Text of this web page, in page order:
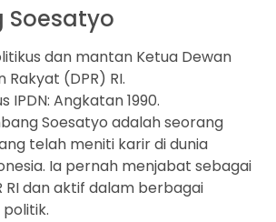
Soesatyo
dan mantan Ketua Dewan
Rakyat (DPR) RI.
IPDN: Angkatan 1990.
Soesatyo adalah seorang
telah meniti karir di dunia
Ia pernah menjabat sebagai
RI dan aktif dalam berbagai